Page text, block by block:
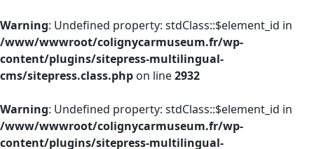
Warning: Undefined property: stdClass::$element_id in
/www/wwwroot/colignycarmuseum.fr/wp-
content/plugins/sitepress-multilingual-
cms/sitepress.class.php on line2932
Warning: Undefined property: stdClass::$element_id in
/www/wwwroot/colignycarmuseum.fr/wp-
content/plugins/sitepress-multilingual-